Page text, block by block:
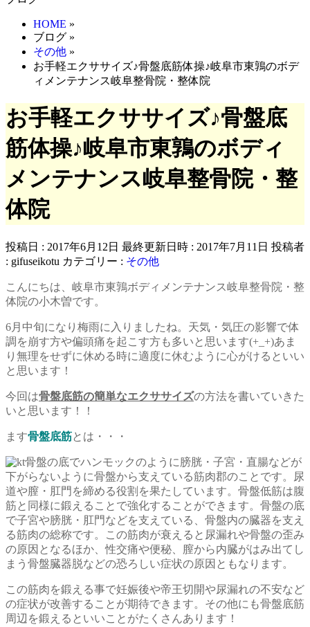
HOME »
ブログ »
その他 »
お手軽エクササイズ♪骨盤底筋体操♪岐阜市東鶉のボデ
ィメンテナンス岐阜整骨院・整体院
お手軽エクササイズ♪骨盤底
筋体操♪岐阜市東鶉のボディ
メンテナンス岐阜整骨院・整
体院
投稿日 : 2017年6月12日 最終更新日時 : 2017年7月11日 投稿者
: gifuseikotu カテゴリー : その他
こんにちは、岐阜市東鶉ボディメンテナンス岐阜整骨院・整
体院の小木曽です。
6月中旬になり梅雨に入りましたね。天気・気圧の影響で体
調を崩す方や偏頭痛を起こす方も多いと思います(+_+)あま
り無理をせずに休める時に適度に休むように心がけるといい
と思います！
今回は骨盤底筋の簡単なエクササイズの方法を書いていきた
いと思います！！
ます骨盤底筋とは・・・
骨盤の底でハンモックのように膀胱・子宮・直腸などが
下がらないように骨盤から支えている筋肉郡のことです。尿
道や膣・肛門を締める役割を果たしています。骨盤低筋は腹
筋と同様に鍛えることで強化することができます。骨盤の底
で子宮や膀胱・肛門などを支えている、骨盤内の臓器を支え
る筋肉の総称です。この筋肉が衰えると尿漏れや骨盤の歪み
の原因となるほか、性交痛や便秘、膣から内臓がはみ出てし
まう骨盤臓器脱などの恐ろしい症状の原因ともなります。
この筋肉を鍛える事で妊娠後や帝王切開や尿漏れの不安など
の症状が改善することが期待できます。その他にも骨盤底筋
周辺を鍛えるといいことがたくさんあります！